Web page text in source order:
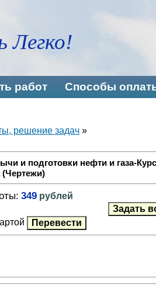
Легко!
работ Способы
решение задач »
и подготовки нефти и газа-
349 рублей